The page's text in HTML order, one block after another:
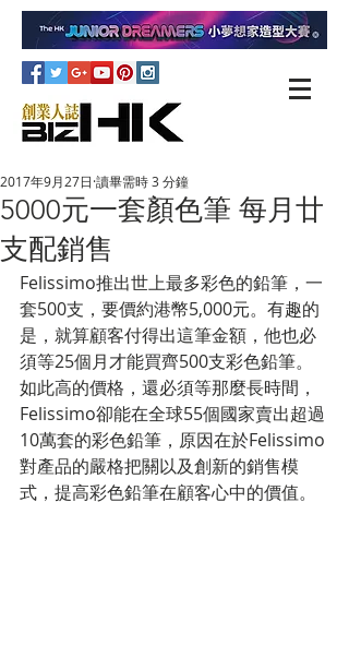
5000元一套顏色筆 每月廿
支配銷售
2017年9月27日 讀畢需時 3 分鐘
Felissimo推出世上最多彩色的鉛筆，一
套500支，要價約港幣5,000元。有趣的
是，就算顧客付得出這筆金額，他也必
須等25個月才能買齊500支彩色鉛筆。
如此高的價格，還必須等那麼長時間，
Felissimo卻能在全球55個國家賣出超過
10萬套的彩色鉛筆，原因在於Felissimo
對產品的嚴格把關以及創新的銷售模
式，提高彩色鉛筆在顧客心中的價值。